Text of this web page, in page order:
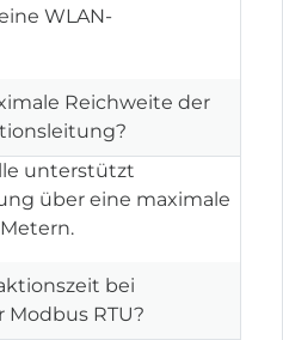
WLAN-
Reichweite der
unterstützt
über eine maximale
bei
RTU?